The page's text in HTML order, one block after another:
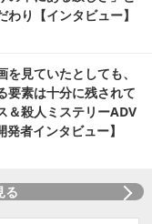
り【インタビュー】
を見ていたとしても、
要素は十分に残されて
＆殺人ミステリーADV
者インタビュー】
る